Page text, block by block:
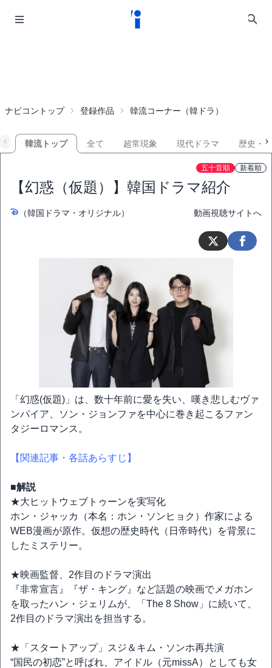
ナビコントップ 登録作品 韓流コーナー（韓ドラ）
韓流トップ 全て 超常現象 現代ドラマ 歴史・
五十音順 新着順
【幻惑（仮題）】韓国ドラマ紹介
（韓国ドラマ・オリジナル） 動画視聴サイトへ
「幻惑(仮題)」は、数十年前に愛を失い、嘆き悲しむヴァ
ンパイア、ソン・ジョンファを中心に巻き起こるファン
タジーロマンス。
【関連記事・各話あらすじ】
■解説
★大ヒットウェブトゥーンを実写化
ホン・ジャッカ（本名：ホン・ソンヒョク）作家による
WEB漫画が原作。仮想の歴史時代（日帝時代）を背景に
したミステリー。
★映画監督、2作目のドラマ演出
『非常宣言』『ザ・キング』など話題の映画でメガホン
を取ったハン・ジェリムが、「The 8 Show」に続いて、
2作目のドラマ演出を担当する。
★「スタートアップ」スジ＆キム・ソンホ再共演
“国民の初恋”と呼ばれ、アイドル（元missA）としても女